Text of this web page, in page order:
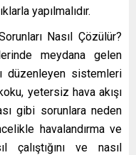
yapılmalıdır.
Nasıl Çözülür?
meydana gelen
düzenleyen sistemleri
yetersiz hava akışı
gibi sorunlara neden
havalandırma ve
çalıştığını ve nasıl